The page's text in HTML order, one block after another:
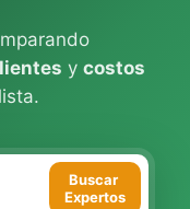
y costos
Buscar
Expertos